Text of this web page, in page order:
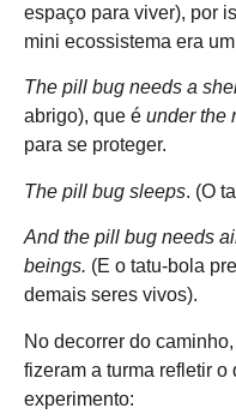
espaço para viver), por
mini ecossistema era
The pill bug needs a
abrigo), que é under the
para se proteger.
The pill bug sleeps. (O
And the pill bug needs
beings. (E o tatu-bola
demais seres vivos).
No decorrer do
fizeram a turma refletir
experimento: